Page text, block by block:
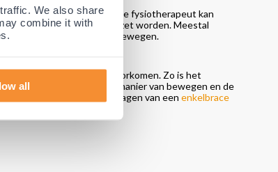
We also share
combine it with
all
of een fysiotherapeut. De fysiotherapeut kan
de juiste behandeling ingezet worden. Meestal
aan opbouwen met bewegen.
aan de enkel te voorkomen. Zo is het
aan om bewust op de manier van bewegen en de
Tot slot kan het dragen van een enkelbrace